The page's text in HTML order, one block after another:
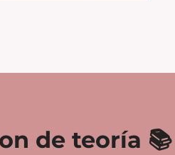
de teoría 📚